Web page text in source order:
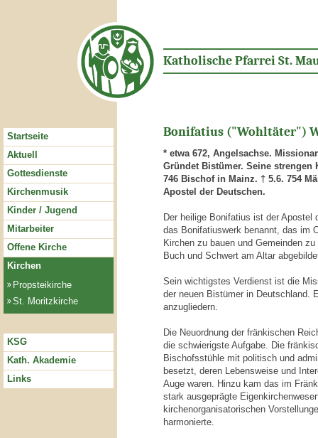
Katholische Pfarrei St.
Startseite
Aktuell
Gottesdienste
Kirchenmusik
Kinder / Jugend
Mitarbeiter
Offene Kirche
Kirchen
Propsteikirche
St. Moritzkirche
KSG
Kath. Akademie
Links
Bonifatius ("Wohltäter")
* etwa 672, Angelsachse.
Gründet Bistümer. Seine strengen
746 Bischof in Mainz. † 5.6. 754
Apostel der Deutschen.
Der heilige Bonifatius ist der Apostel
das Bonifatiuswerk benannt, das im
Kirchen zu bauen und Gemeinden
Buch und Schwert am Altar
Sein wichtigstes Verdienst ist die
der neuen Bistümer in Deutschland.
anzugliedern.
Die Neuordnung der fränkischen
die schwierigste Aufgabe. Die
Bischofsstühle mit politisch und
besetzt, deren Lebensweise und
Auge waren. Hinzu kam das im
stark ausgeprägte
kirchenorganisatorischen
harmonierte.